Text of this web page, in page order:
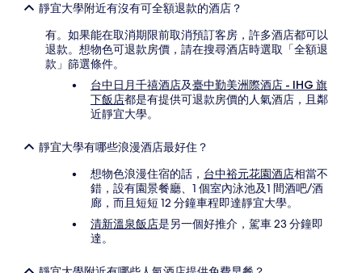
靜宜大學附近有沒有可全額退款的酒店？
有。如果能在取消期限前取消預訂客房，許多酒店都可以
退款。想物色可退款房價，請在搜尋酒店時選取「全額退
款」篩選條件。
台中日月千禧酒店及臺中勤美洲際酒店 - IHG 旗
下飯店都是有提供可退款房價的人氣酒店，且鄰
近靜宜大學。
靜宜大學有哪些浪漫酒店最好住？
想物色浪漫住宿的話， 台中裕元花園酒店相當不
錯，設有園景餐廳、1 個室內泳池及1 間酒吧/酒
廊，而且短短 12 分鐘車程即達靜宜大學。
清新溫泉飯店是另一個好推介，駕車 23 分鐘即
達。